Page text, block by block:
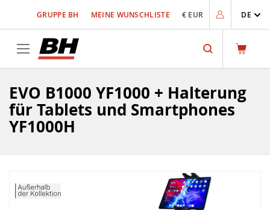
springen
GRUPPE BH MEINE WUNSCHLISTE € EUR DE
Search
EVO B1000 YF1000 + Halterung
für Tablets und Smartphones
YF1000H
Ende
der